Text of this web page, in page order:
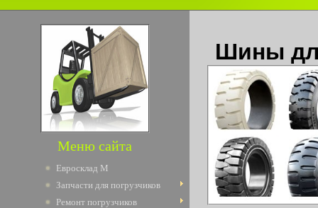
Меню сайта
Евросклад М
Запчасти для погрузчиков
Ремонт погрузчиков
Шины